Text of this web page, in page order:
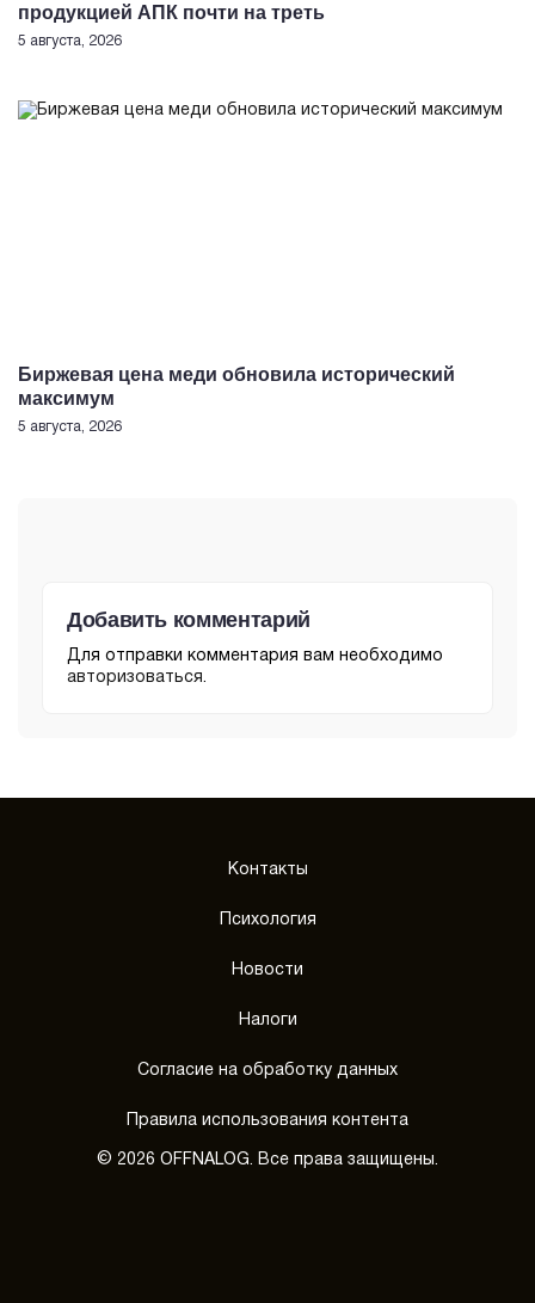
продукцией АПК почти на треть
5 августа, 2026
Биржевая цена меди обновила исторический
максимум
5 августа, 2026
Добавить комментарий
Для отправки комментария вам необходимо
авторизоваться.
Контакты
Психология
Новости
Налоги
Согласие на обработку данных
Правила использования контента
© 2026 OFFNALOG. Все права защищены.